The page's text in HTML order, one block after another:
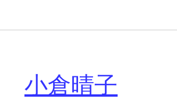
小倉晴子